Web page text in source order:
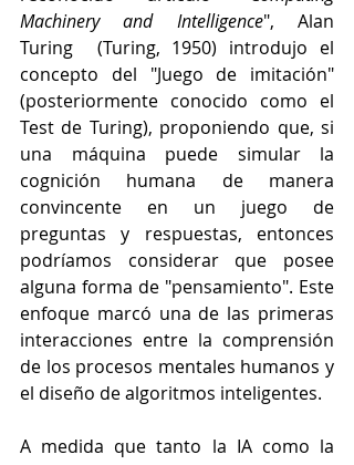
Machinery and Intelligence", Alan
Turing  (Turing, 1950) introdujo el
concepto del "Juego de imitación"
(posteriormente conocido como el
Test de Turing), proponiendo que, si
una máquina puede simular la
cognición humana de manera
convincente en un juego de
preguntas y respuestas, entonces
podríamos considerar que posee
alguna forma de "pensamiento". Este
enfoque marcó una de las primeras
interacciones entre la comprensión
de los procesos mentales humanos y
el diseño de algoritmos inteligentes.
A medida que tanto la IA como la